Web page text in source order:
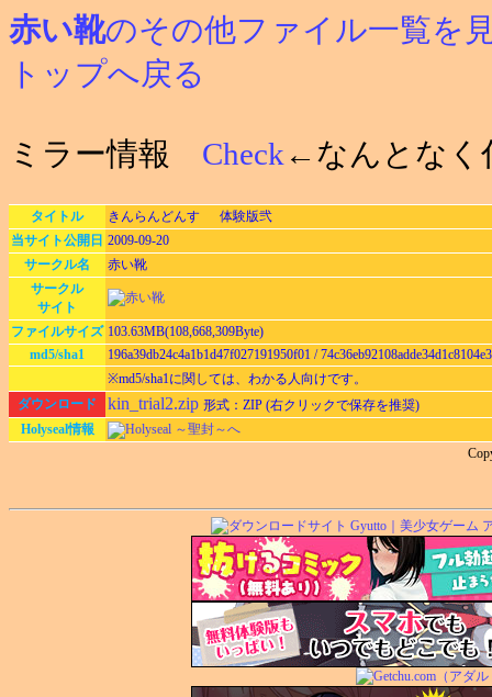
赤い靴のその他ファイル一覧を
トップへ戻る
ミラー情報 Check ←なんとなく
タイトル
きんらんどんす 体験版弐
当サイト公開日 2009-09-20
サークル名
赤い靴
サークル
サイト
ファイルサイズ 103.63MB(108,668,309Byte)
md5/sha1
196a39db24c4a1b1d47f027191950f01 /
※md5/sha1に関しては、わかる人向けです。
ダウンロード
kin_trial2.zip 形式：ZIP (右クリックで保存を推奨)
Holyseal情報
Holyseal ～聖封～へ